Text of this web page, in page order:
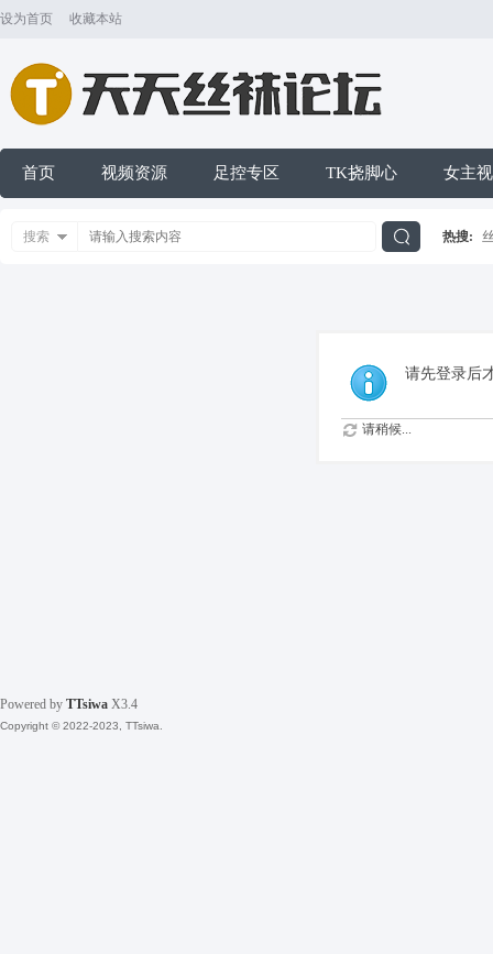
设为首页 收藏本站
首页 视频资源 足控专区 TK挠脚心 女主
搜索 热搜:
请先登录后
请稍候...
Powered by TTsiwa X3.4
Copyright © 2022-2023, TTsiwa.